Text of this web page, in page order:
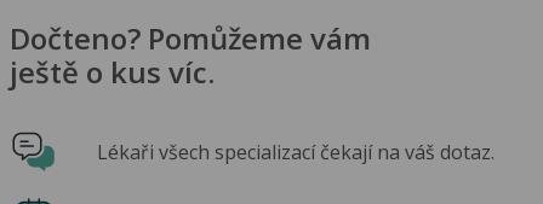
Dočteno? Pomůžeme vám
ještě o kus víc.
Lékaři všech specializací čekají na váš dotaz.